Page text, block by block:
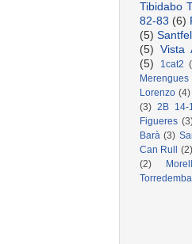
Tibidabo
82-83 (6)
(5)
(5) Vista
(5)
1cat2
Merengues
Lorenzo (4)
(3) 2B 14-
Figueres
Barà (3)
Can Rull
(2)
(2)
Morell